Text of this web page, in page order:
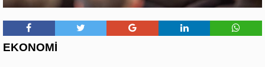
EKONOMİ